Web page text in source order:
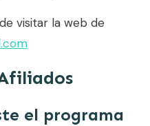
visitar la web de
el programa